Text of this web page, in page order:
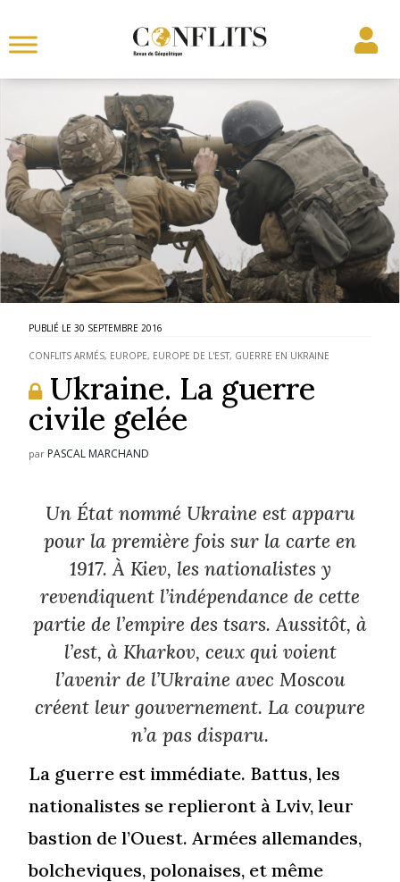
30 SEPTEMBRE 2016
CONFLITS ARMÉS, EUROPE, EUROPE DE L'EST, GUERRE EN UKRAINE
Ukraine. La guerre
civile gelée
par PASCAL MARCHAND
Un État nommé Ukraine est apparu
pour la première fois sur la carte en
1917. À Kiev, les nationalistes y
revendiquent l’indépendance de cette
partie de l’empire des tsars. Aussitôt, à
l’est, à Kharkov, ceux qui voient
l’avenir de l’Ukraine avec Moscou
créent leur gouvernement. La coupure
n’a pas disparu.
La guerre est immédiate. Battus, les
nationalistes se replieront à Lviv, leur
bastion de l’Ouest. Armées allemandes,
bolcheviques, polonaises, et même